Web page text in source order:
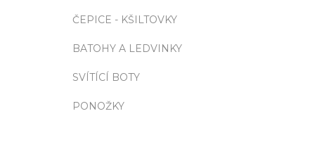
ČEPICE - KŠILTOVKY
BATOHY A LEDVINKY
SVÍTÍCÍ BOTY
PONOŽKY